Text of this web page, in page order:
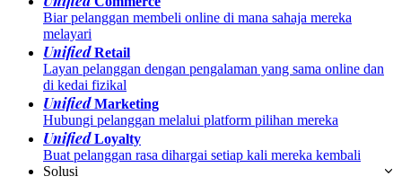
Biar pelanggan membeli online di mana sahaja mereka
melayari
UnifiedRetail
Layan pelanggan dengan pengalaman yang sama online dan
di kedai fizikal
UnifiedMarketing
Hubungi pelanggan melalui platform pilihan mereka
UnifiedLoyalty
Buat pelanggan rasa dihargai setiap kali mereka kembali
Solusi